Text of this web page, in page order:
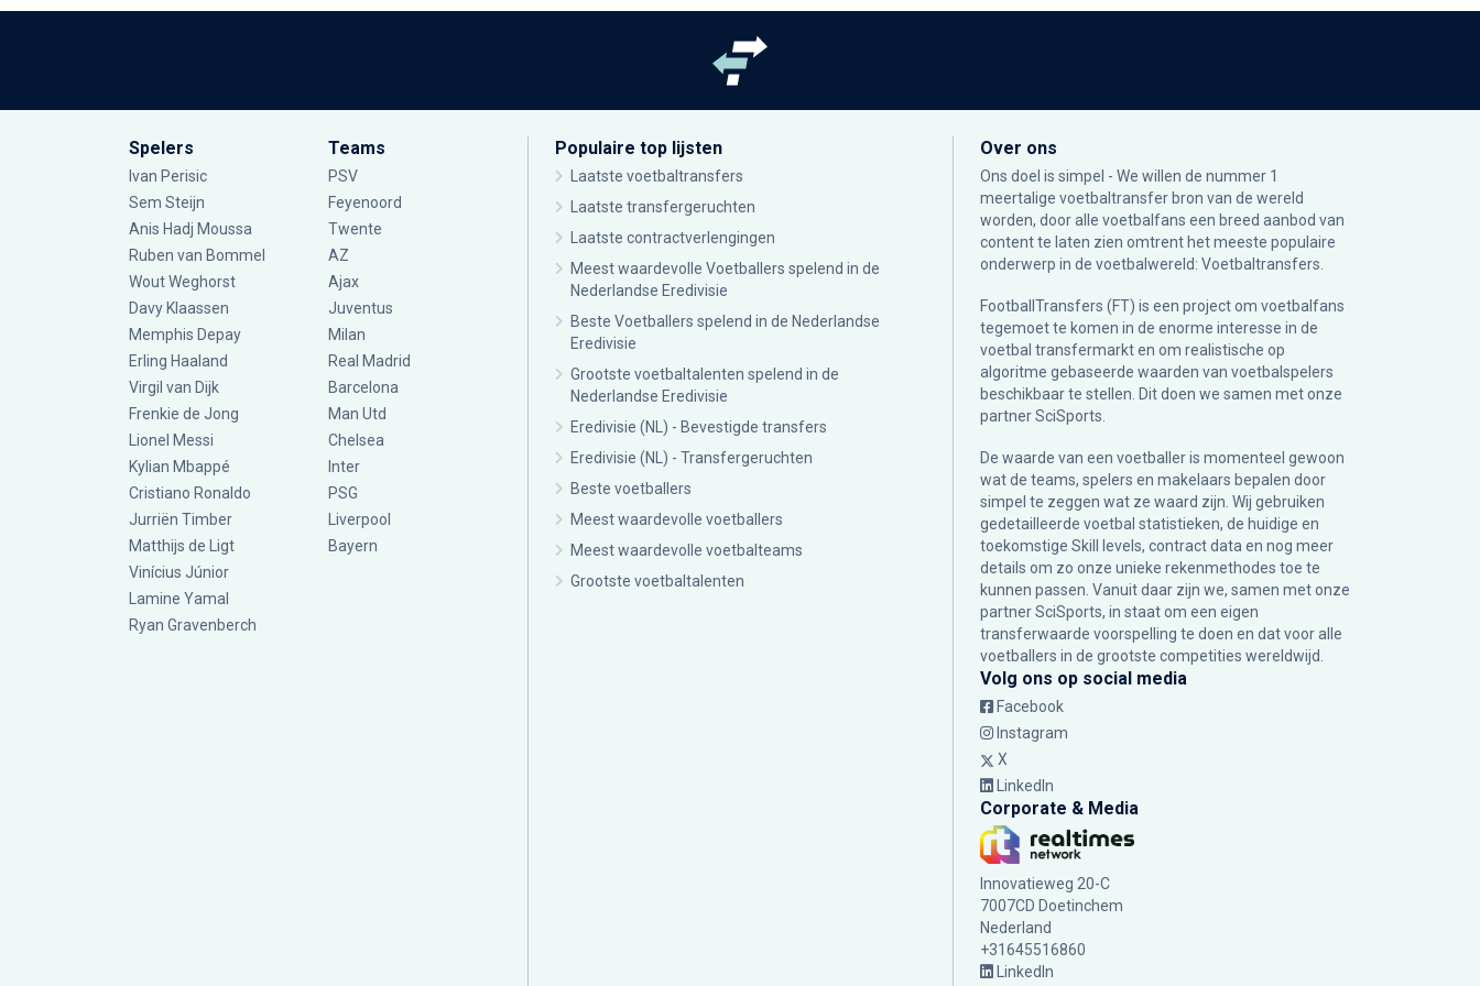
Spelers
Ivan Perisic
Sem Steijn
Anis Hadj Moussa
Ruben van Bommel
Wout Weghorst
Davy Klaassen
Memphis Depay
Erling Haaland
Virgil van Dijk
Frenkie de Jong
Lionel Messi
Kylian Mbappé
Cristiano Ronaldo
Jurriën Timber
Matthijs de Ligt
Vinícius Júnior
Lamine Yamal
Ryan Gravenberch
Teams
PSV
Feyenoord
Twente
AZ
Ajax
Juventus
Milan
Real Madrid
Barcelona
Man Utd
Chelsea
Inter
PSG
Liverpool
Bayern
Populaire top lijsten
Laatste voetbaltransfers
Laatste transfergeruchten
Laatste contractverlengingen
Meest waardevolle Voetballers spelend in de
Nederlandse Eredivisie
Beste Voetballers spelend in de Nederlandse
Eredivisie
Grootste voetbaltalenten spelend in de
Nederlandse Eredivisie
Eredivisie (NL) - Bevestigde transfers
Eredivisie (NL) - Transfergeruchten
Beste voetballers
Meest waardevolle voetballers
Meest waardevolle voetbalteams
Grootste voetbaltalenten
Over ons
Ons doel is simpel - We willen de nummer 1
meertalige voetbaltransfer bron van de wereld
worden, door alle voetbalfans een breed aanbod van
content te laten zien omtrent het meeste populaire
onderwerp in de voetbalwereld: Voetbaltransfers.
FootballTransfers (FT) is een project om voetbalfans
tegemoet te komen in de enorme interesse in de
voetbal transfermarkt en om realistische op
algoritme gebaseerde waarden van voetbalspelers
beschikbaar te stellen. Dit doen we samen met onze
partnerSciSports
De waarde van een voetballer is momenteel gewoon
wat de teams, spelers en makelaars bepalen door
simpel te zeggen wat ze waard zijn. Wij gebruiken
gedetailleerde voetbal statistieken, de huidige en
toekomstige Skill levels, contract data en nog meer
details om zo onze unieke rekenmethodes toe te
kunnen passen. Vanuit daar zijn we, samen met onze
partner SciSports, in staat om een eigen
transferwaarde voorspelling te doen en dat voor alle
voetballers in de grootste competities wereldwijd.
Volg ons op social media
Facebook
Instagram
X
LinkedIn
Corporate & Media
Innovatieweg 20-C
7007CD Doetinchem
Nederland
+31645516860
LinkedIn